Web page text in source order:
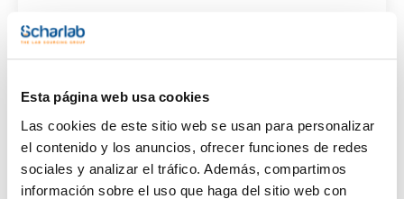
Esta página web usa cookies
Las cookies de este sitio web se usan para personalizar
el contenido y los anuncios, ofrecer funciones de redes
sociales y analizar el tráfico. Además, compartimos
información sobre el uso que haga del sitio web con
1 130 1
Referencia
5409841INS
Envase
x u.
Precio
Comprar